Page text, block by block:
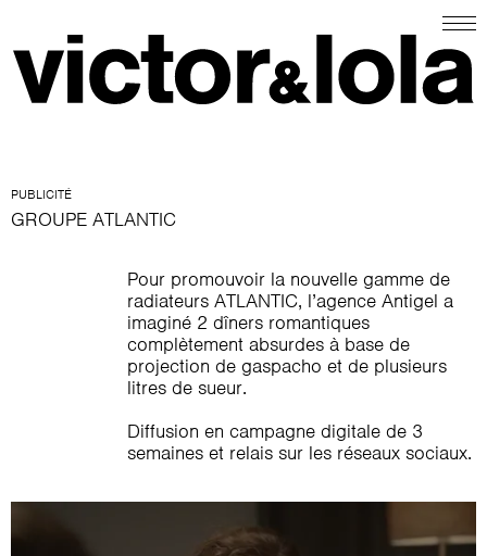
PUBLICITÉ
GROUPE ATLANTIC
Pour promouvoir la nouvelle gamme de
radiateurs ATLANTIC, l’agence Antigel a
imaginé 2 dîners romantiques
complètement absurdes à base de
projection de gaspacho et de plusieurs
litres de sueur.
Diffusion en campagne digitale de 3
semaines et relais sur les réseaux sociaux.